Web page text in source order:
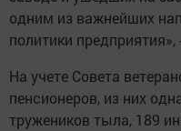
одним из важнейших
политики предприятия»,
На учете Совета
пенсионеров, из них
тружеников тыла, 189